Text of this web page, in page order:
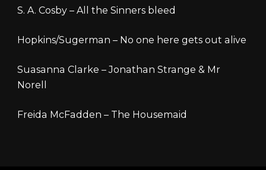
S. A. Cosby – All the Sinners bleed
Hopkins/Sugerman – No one here gets out alive
Suasanna Clarke – Jonathan Strange & Mr
Norell
Freida McFadden – The Housemaid